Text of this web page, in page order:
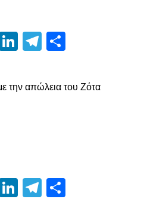
LinkedIn
Telegram
την απώλεια του Ζότα
LinkedIn
Telegram